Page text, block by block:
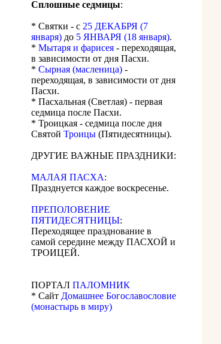
Сплошные седмицы:
* Святки - с 25 ДЕКАБРЯ (7
января) до 5 ЯНВАРЯ (18 января).
* Мытаря и фарисея - переходящая,
в зависимости от дня Пасхи.
* Сырная (масленица) -
переходящая, в зависимости от дня
Пасхи.
* Пасхальная (Светлая) - первая
седмица после Пасхи.
* Троицкая - седмица после дня
Святой Троицы (Пятидесятницы).
ДРУГИЕ ВАЖНЫЕ ПРАЗДНИКИ:
МАЛАЯ ПАСХА:
Празднуется каждое воскресенье.
ПРЕПОЛОВЕНИЕ
ПЯТИДЕСЯТНИЦЫ:
Переходящее празднование в
самой середине между ПАСХОЙ и
ТРОИЦЕЙ.
ПОРТАЛ ПАЛОМНИК
* Сайт Домашнее Богославословие
(монастырь в миру)